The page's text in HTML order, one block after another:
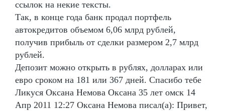
ссылок на некие тексты.
Так, в конце года банк продал портфель
автокредитов объемом 6,06 млрд рублей,
получив прибыль от сделки размером 2,7 млрд
рублей.
Депозит можно открыть в рублях, долларах или
евро сроком на 181 или 367 дней. Спасибо тебе
Ликуся Оксана Немова Оксана 35 лет омск 14
Апр 2011 12:27 Оксана Немова писал(а): Привет,